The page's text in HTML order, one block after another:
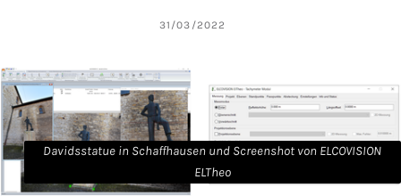
31/03/2022
Davidsstatue in Schaffhausen und Screenshot von ELCOVISION
ELTheo